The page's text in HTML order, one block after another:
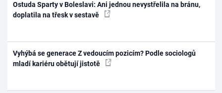
Ostuda Sparty v Boleslavi: Ani jednou nevystřelila na bránu,
doplatila na třesk v sestavě
Vyhýbá se generace Z vedoucím pozicím? Podle sociologů
mladí kariéru obětují jistotě